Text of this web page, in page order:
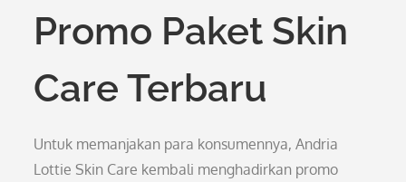
Promo Paket Skin
Care Terbaru
Untuk memanjakan para konsumennya, Andria
Lottie Skin Care kembali menghadirkan promo